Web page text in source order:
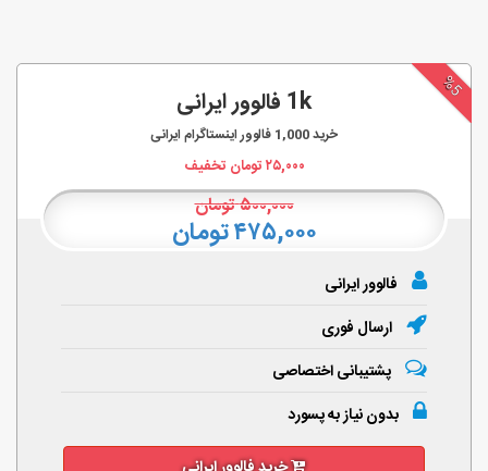
%5 1k فالوور ایرانی
خرید1,000 فالوور اینستاگرام ایرانی
۲۵,۰۰۰تومان تخفیف
۵۰۰,۰۰۰تومان
۴۷۵,۰۰۰ تومان
فالوور ایرانی
ارسال فوری
پشتیبانی اختصاصی
بدون نیاز به پسورد